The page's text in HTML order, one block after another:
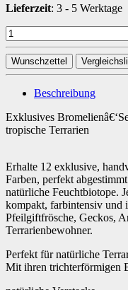
Lieferzeit: 3 - 5 Werktage
Wunschzettel
Beschreibung
Exklusives
tropische Terrarien
Erhalte 12 exklusive,
Farben, perfekt
natürliche Feuchtbiotope.
kompakt, farbintensiv und
Pfeilgiftfrösche, Geckos,
Terrarienbewohner.
Perfekt für natürliche
Mit ihren trichterförmigen